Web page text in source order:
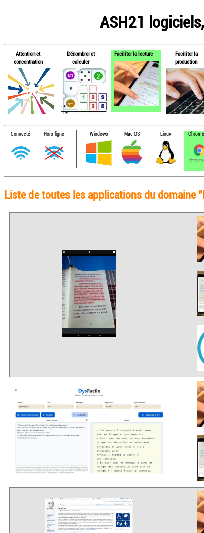
ASH21
Attention et
concentration
Dénombrer et
calculer
Faciliter la lecture
Faciliter la
production
Connecté Hors-ligne Windows Mac OS Linux
Liste de toutes les applications du domaine